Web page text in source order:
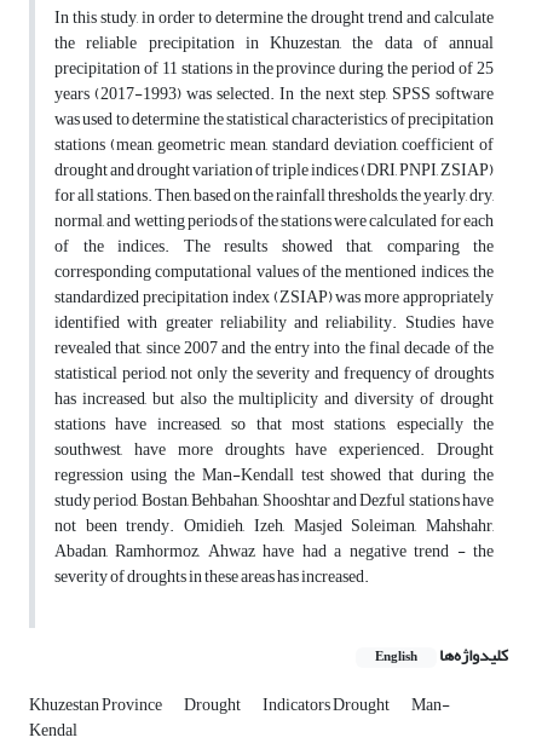
In this study, in order to determine the drought trend and calculate
the reliable precipitation in Khuzestan, the data of annual
precipitation of 11 stations in the province during the period of 25
years (2017-1993) was selected. In the next step, SPSS software
was used to determine the statistical characteristics of precipitation
stations (mean, geometric mean, standard deviation, coefficient of
drought and drought variation of triple indices (DRI, PNPI, ZSIAP)
for all stations. Then, based on the rainfall thresholds, the yearly, dry,
normal, and wetting periods of the stations were calculated for each
of the indices. The results showed that, comparing the
corresponding computational values of the mentioned indices, the
standardized precipitation index (ZSIAP) was more appropriately
identified with greater reliability and reliability. Studies have
revealed that, since 2007 and the entry into the final decade of the
statistical period, not only the severity and frequency of droughts
has increased, but also the multiplicity and diversity of drought
stations have increased, so that most stations, especially the
southwest, have more droughts have experienced. Drought
regression using the Man-Kendall test showed that during the
study period, Bostan, Behbahan, Shooshtar and Dezful stations have
not been trendy. Omidieh, Izeh, Masjed Soleiman, Mahshahr,
Abadan, Ramhormoz, Ahwaz have had a negative trend - the
severity of droughts in these areas has increased.
کلیدواژه‌ها English
Khuzestan Province Drought Indicators Drought Man-
Kendal